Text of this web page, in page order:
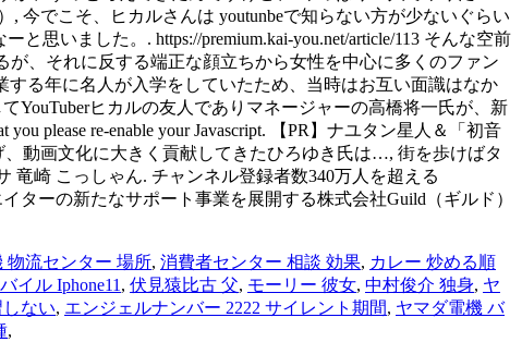
今でこそ、ヒカルさんは youtunbeで知らない方が少ないぐらい
思いました。. https://premium.kai-you.net/article/113 そんな空前
、それに反する端正な顔立ちから女性を中心に多くのファン
る年に名人が入学をしていたため、当時はお互い面識はなか
YouTuberヒカルの友人でありマネージャーの高橋将一氏が、新
please re-enable your Javascript. 【PR】ナユタン星人＆「初音
動画文化に大きく貢献してきたひろゆき氏は…, 街を歩けばタ
竜崎 こっしゃん. チャンネル登録者数340万人を超える
ターの新たなサポート事業を展開する株式会社Guild（ギルド）
物流センター 場所, 消費者センター 相談 効果, カレー 炒める順
イル Iphone11 , 伏見猿比古 父, モーリー 彼女, 中村俊介 独身, ヤ
ない, エンジェルナンバー 2222 サイレント期間, ヤマダ電機 バ
,